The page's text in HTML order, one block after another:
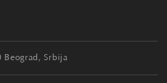
Beograd, Srbija